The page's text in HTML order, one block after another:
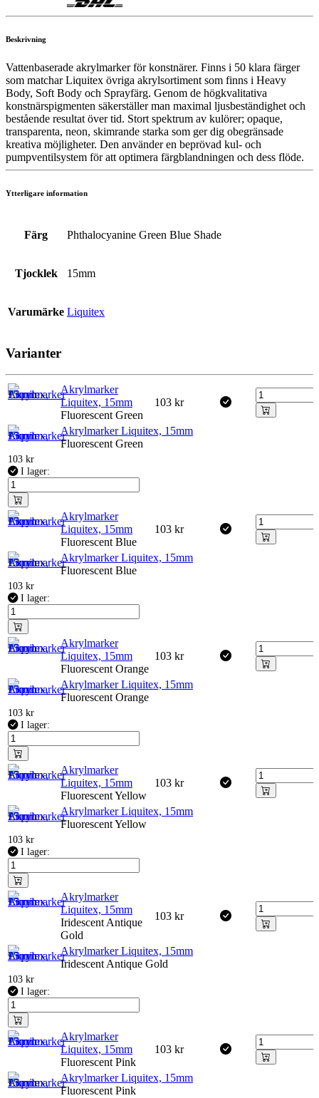
Beskrivning
Vattenbaserade akrylmarker för konstnärer. Finns i 50 klara färger
som matchar Liquitex övriga akrylsortiment som finns i Heavy
Body, Soft Body och Sprayfärg. Genom de högkvalitativa
konstnärspigmenten säkerställer man maximal ljusbeständighet och
bestående resultat över tid. Stort spektrum av kulörer; opaque,
transparenta, neon, skimrande starka som ger dig obegränsade
kreativa möjligheter. Den använder en beprövad kul- och
pumpventilsystem för att optimera färgblandningen och dess flöde.
Ytterligare information
Färg Phthalocyanine Green Blue Shade
Tjocklek 15mm
Varumärke Liquitex
Varianter
Akrylmarker
Liquitex, 15mm
Fluorescent Green
103 kr
Akrylmarker Liquitex, 15mm
Fluorescent Green
103 kr
I lager:
Akrylmarker
Liquitex, 15mm
Fluorescent Blue
103 kr
Akrylmarker Liquitex, 15mm
Fluorescent Blue
103 kr
I lager:
Akrylmarker
Liquitex, 15mm
Fluorescent Orange
103 kr
Akrylmarker Liquitex, 15mm
Fluorescent Orange
103 kr
I lager:
Akrylmarker
Liquitex, 15mm
Fluorescent Yellow
103 kr
Akrylmarker Liquitex, 15mm
Fluorescent Yellow
103 kr
I lager:
Akrylmarker
Liquitex, 15mm
Iridescent Antique
Gold
103 kr
Akrylmarker Liquitex, 15mm
Iridescent Antique Gold
103 kr
I lager:
Akrylmarker
Liquitex, 15mm
Fluorescent Pink
103 kr
Akrylmarker Liquitex, 15mm
Fluorescent Pink